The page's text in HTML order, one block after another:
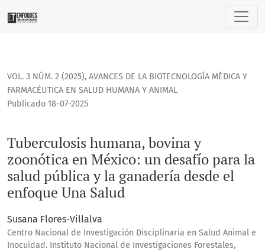
Tuberculosis humana, bovina y zoonótica en México: un
VOL. 3 NÚM. 2 (2025), AVANCES DE LA BIOTECNOLOGÍA MÉDICA Y
FARMACÉUTICA EN SALUD HUMANA Y ANIMAL
Tuberculosis humana, bovina y
zoonótica en México: un desafío para la
salud pública y la ganadería desde el
enfoque Una Salud
Publicado 18-07-2025
Susana Flores-Villalva
Centro Nacional de Investigación Disciplinaria en Salud Animal e
Inocuidad. Instituto Nacional de Investigaciones Forestales,